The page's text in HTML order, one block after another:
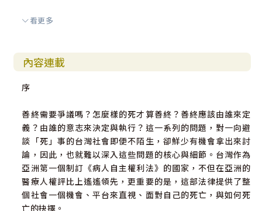
福音場域中看《病主法》
一個偏鄉教會醫院在善終課題的學習／唐秋
敏…………………… 98
柯博識（Fr. Jac Kuepers, SVD）、呂慈
涵………………………… 111
病人權利與牧關照顧／陳景
松………………………………………… 120
看更多
內容連載
序
善終需要爭議嗎？怎麼樣的死才算善終？善終應該由誰來定
義？由誰的意志來決定與執行？這一系列的問題，對一向避
談「死」事的台灣社會即便不陌生，卻鮮少有機會拿出來討
論，因此，也就難以深入這些問題的核心與細節。台灣作為
亞洲第一個制訂《病人自主權利法》的國家，不但在亞洲的
醫療人權評比上遙遙領先，更重要的是，這部法律提供了整
個社會一個機會、平台來直視、面對自己的死亡，與如何死
亡的抉擇。